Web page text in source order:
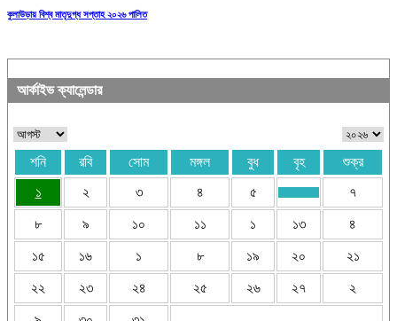
কুলাউড়ায় বিশ্ব মাতৃদুগ্ধ সপ্তাহ ২০২৬ পালিত
আর্কাইভ ক্যালেন্ডার
শনি রবি সোম মঙ্গল বুধ বৃহ
শুক্র
১
২ ৩ ৪ ৫ ৭
৮ ৯ ১০ ১১ ১ ১৩ ৪
১৫ ১৬ ১ ৮ ১৯ ২০ ২১
২২ ২৩ ২৪ ২৫ ২৬ ২৭ ২